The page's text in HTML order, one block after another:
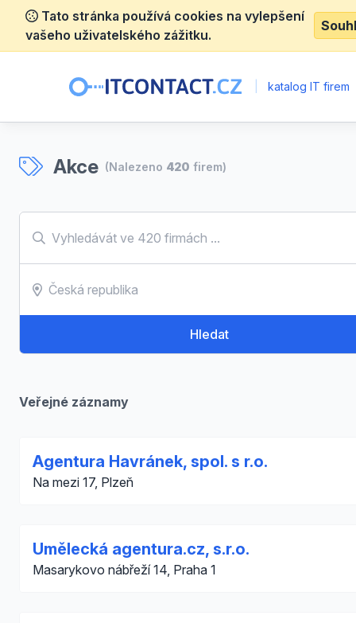
Tato stránka používá cookies na vylepšení
vašeho uživatelského zážitku.
katalog IT firem
Akce (Nalezeno 420 firem)
Hledat
Veřejné záznamy
Agentura Havránek, spol. s r.o.
Na mezi 17, Plzeň
Umělecká agentura.cz, s.r.o.
Masarykovo nábřeží 14, Praha 1